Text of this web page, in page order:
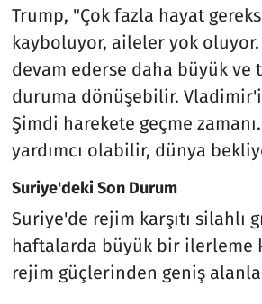
Trump, "Çok fazla hayat
kayboluyor, aileler yok
devam ederse daha büyük
duruma dönüşebilir.
Şimdi harekete geçme
yardımcı olabilir, dünya
Suriye'deki Son Durum
Suriye'de rejim karşıtı silahlı
haftalarda büyük bir ilerleme
rejim güçlerinden geniş